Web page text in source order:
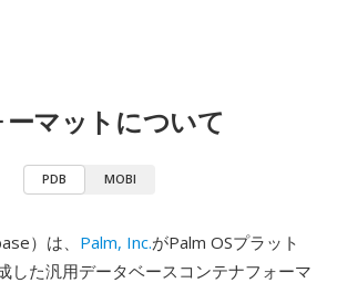
ーマットについて
PDB MOBI
）は、 Palm, Inc.がPalm OSプラット
した汎用データベースコンテナフォーマ